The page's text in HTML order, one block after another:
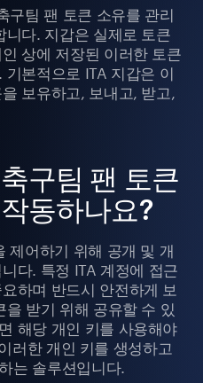
구팀 팬 토큰 소유를 관리
다. 지갑은 실제로 토큰
상에 저장된 이러한 토큰
본적으로 ITA 지갑은 이
보유하고, 보내고, 받고,
구팀 팬 토큰
동하나요?
제어하기 위해 공개 및 개
다. 특정 ITA 계정에 접근
하며 반드시 안전하게 보
받기 위해 공유할 수 있
해당 개인 키를 사용해야
러한 개인 키를 생성하고
는 솔루션입니다.